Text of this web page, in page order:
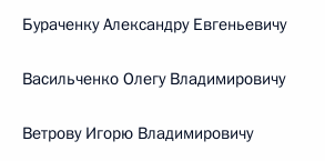
Бураченку Александру Евгеньевичу
Васильченко Олегу Владимировичу
Ветрову Игорю Владимировичу